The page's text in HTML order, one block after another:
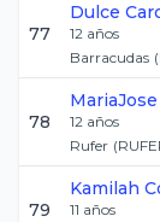
77
Dulce
12 años
Barracudas (
78
MariaJose
12 años
Rufer (
79
Kamilah
11 años